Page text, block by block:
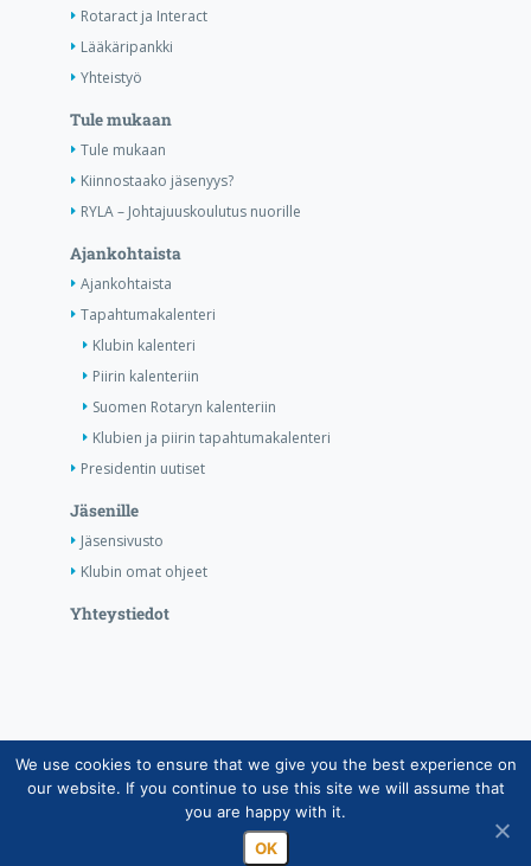
Rotaract ja Interact
Lääkäripankki
Yhteistyö
Tule mukaan
Tule mukaan
Kiinnostaako jäsenyys?
RYLA – Johtajuuskoulutus nuorille
Ajankohtaista
Ajankohtaista
Tapahtumakalenteri
Klubin kalenteri
Piirin kalenteriin
Suomen Rotaryn kalenteriin
Klubien ja piirin tapahtumakalenteri
Presidentin uutiset
Jäsenille
Jäsensivusto
Klubin omat ohjeet
Yhteystiedot
Copyright © Suomen Rotarypalvelu ry 2026 |
Jäsentietojärjestelmän tietosuojaseloste| Henkilötietojen
käsittely Rotarytoiminnassa
We use cookies to ensure that we give you the best experience on
our website. If you continue to use this site we will assume that
you are happy with it.
OK